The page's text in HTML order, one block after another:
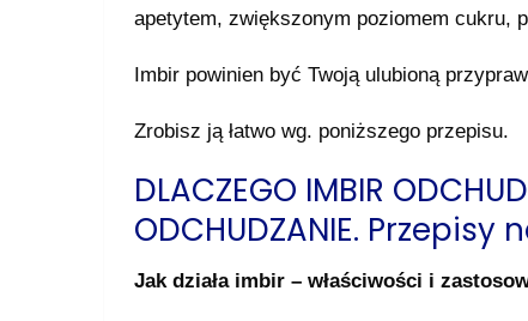
apetytem, zwiększonym poziomem cukru,
Imbir powinien być Twoją ulubioną
Zrobisz ją łatwo wg. poniższego przepisu.
DLACZEGO IMBIR
ODCHUDZANIE.
Jak działa imbir – właściwości i